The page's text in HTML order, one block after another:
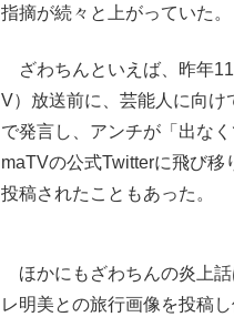
指摘が続々と上がっていた。
ざわちんといえば、昨年
V）放送前に、芸能人に向け
で発言し、アンチが「出な
maTVの公式Twitterに飛び移
投稿されたこともあった。
ほかにもざわちんの炎上
レ明美との旅行画像を投稿